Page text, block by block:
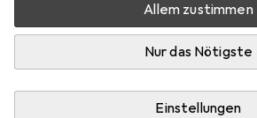
Allem zustimmen
Nur das Nötigste
Einstellungen